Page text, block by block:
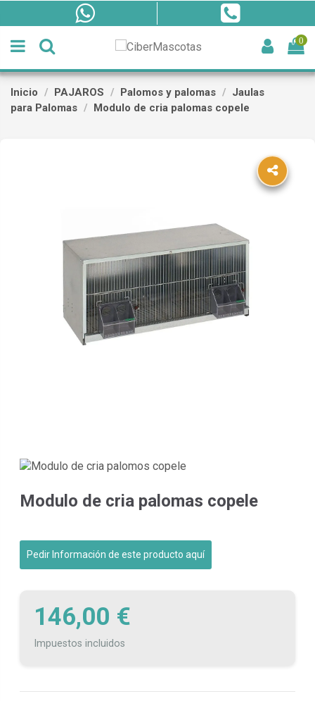
0
Inicio PAJAROS Palomos y palomas
Jaulas
para Palomas
Modulo de cria palomas copele
Modulo de cria palomas copele
Pedir Información de este producto aquí
146,00 €
Impuestos incluidos